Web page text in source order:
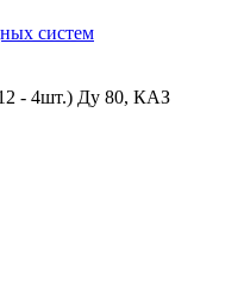
систем
- 4шт.) Ду 80, КАЗ